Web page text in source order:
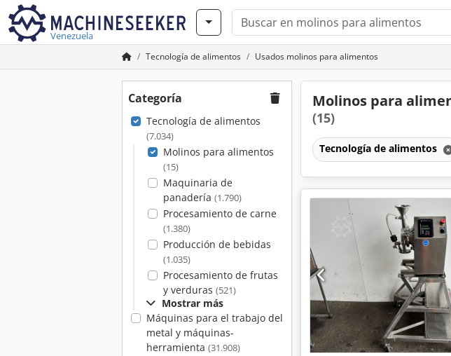
Venezuela
Tecnología de alimentos Usados molinos para alimentos
Categoría
Tecnología de alimentos
(7.034)
Molinos para alimentos
(15)
Maquinaria de
panadería (1.790)
Procesamiento de carne
(1.380)
Producción de bebidas
(1.035)
Procesamiento de frutas
y verduras (521)
Mostrar más
Máquinas para el trabajo del
metal y máquinas-
herramienta (31.908)
Molinos para
(15)
Tecnología de alimentos